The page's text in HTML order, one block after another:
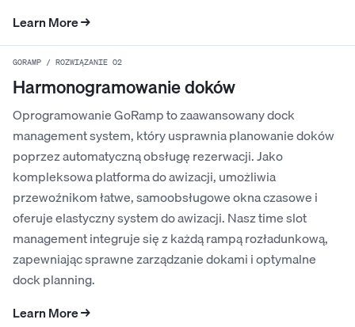
Learn More →
GORAMP / ROZWIĄZANIE 02
Harmonogramowanie doków
Oprogramowanie GoRamp to zaawansowany dock
management system, który usprawnia planowanie doków
poprzez automatyczną obsługę rezerwacji. Jako
kompleksowa platforma do awizacji, umożliwia
przewoźnikom łatwe, samoobsługowe okna czasowe i
oferuje elastyczny system do awizacji. Nasz time slot
management integruje się z każdą rampą rozładunkową,
zapewniając sprawne zarządzanie dokami i optymalne
dock planning.
Learn More →